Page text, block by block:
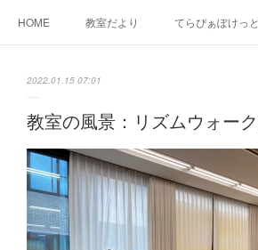
HOME 教室だより てらぴぁぽけっ
2022.01.15 07:01
教室の風景：リズムウォー